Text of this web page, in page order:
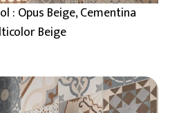
: Opus Beige, Cementina
Beige